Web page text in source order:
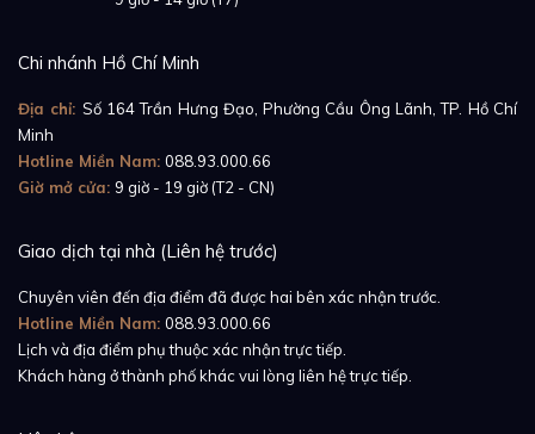
những người thợ đồng hồ nhà Piaget đã hoàn thiện
cương (~0.7ct) tạo nên một vẻ đẹp lộng lẫy nhưng
cũng không kém phần điềm đạm.
Chi nhánh Hồ Chí Minh
Địa chỉ: Số 164 Trần Hưng Đạo, Phường Cầu Ông Lãnh, TP. Hồ Chí
Minh
Hotline Miền Nam: 088.93.000.66
Giờ mở cửa: 9 giờ - 19 giờ (T2 - CN)
Giao dịch tại nhà (Liên hệ trước)
Chuyên viên đến địa điểm đã được hai bên xác nhận trước.
Hotline Miền Nam: 088.93.000.66
Lịch và địa điểm phụ thuộc xác nhận trực tiếp.
Khách hàng ở thành phố khác vui lòng liên hệ trực tiếp.